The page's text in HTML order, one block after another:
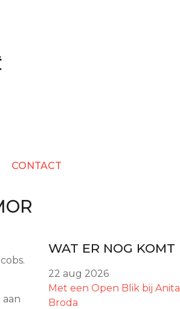
CONTACT
WAT ER NOG KOMT
22 aug 2026
Met een Open Blik bij Anita
Broda